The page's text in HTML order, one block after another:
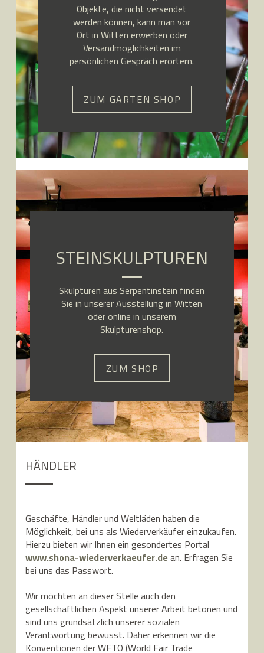
Objekte, die nicht versendet
werden können, kann man vor
Ort in Witten erwerben oder
Versandmöglichkeiten im
persönlichen Gespräch erörtern.
ZUM GARTEN SHOP
STEINSKULPTUREN
Skulpturen aus Serpentinstein finden
Sie in unserer Ausstellung in Witten
oder online in unserem
Skulpturenshop.
ZUM SHOP
HÄNDLER
Geschäfte, Händler und Weltläden haben die
Möglichkeit, bei uns als Wiederverkäufer einzukaufen.
Hierzu bieten wir Ihnen ein gesondertes Portal
www.shona-wiederverkaeufer.dean. Erfragen Sie
bei uns das Passwort.
Wir möchten an dieser Stelle auch den
gesellschaftlichen Aspekt unserer Arbeit betonen und
sind uns grundsätzlich unserer sozialen
Verantwortung bewusst. Daher erkennen wir die
Konventionen der WFTO (World Fair Trade